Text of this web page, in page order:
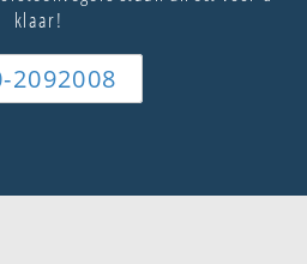
klaar!
2092008